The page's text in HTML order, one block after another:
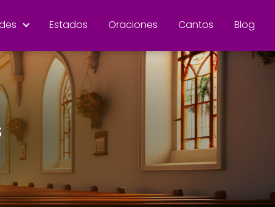
Estados Oraciones Cantos Blog